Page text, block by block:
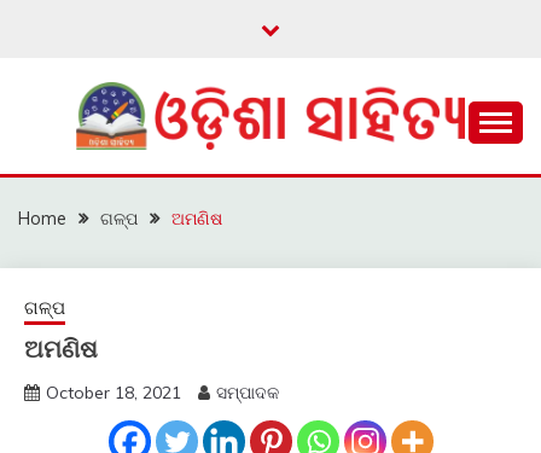
ଓଡ଼ିଶା ସାହିତ୍ୟ
Home ଗଳ୍ପ ଅମଣିଷ
ଗଳ୍ପ
ଅମଣିଷ
October 18, 2021 ସମ୍ପାଦକ